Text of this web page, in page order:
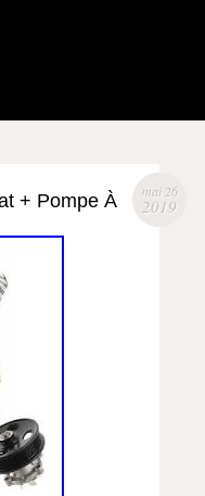
mai 26
2019
+ Pompe À